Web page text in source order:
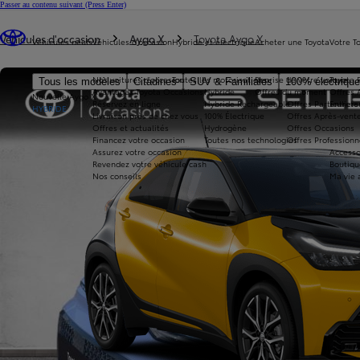
Passer au contenu suivant (Press Enter)
Véhicules neufs
Tous les modèles Citadines SUV & Familiales 100%
Nouvelle Aygo X
HYBRIDE
Véhicules d'occasion
Nos voitures d'occasion
Avantages Toyota Occasions
Réservez en ligne
Livraison près de chez vous
Offres et actualités
Financez votre occasion
Assurez votre occasion
Revendez votre véhicule cash
Nos conseils
Hybride et électrique
Toutes les motorisations
Hybride
Hybride Rechargeable
100% Électrique
Hydrogène
Toutes nos technologies
Acheter une Toyota
Reprise de votre voiture
Offres du moment
Offres Particuliers
Offres Après-
Offres Occasions
Offres
Votre
Toyota
Offres
Ma vie
Véhicules d'occasion Aygo X Toyota Aygo X